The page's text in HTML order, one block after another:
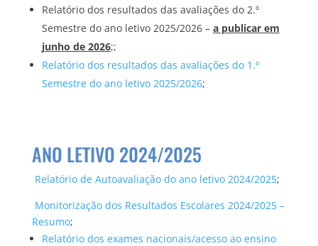
Relatório dos resultados das avaliações do 2.º
Semestre do ano letivo 2025/2026 – a publicar em
junho de 2026;;
Relatório dos resultados das avaliações do 1.º
Semestre do ano letivo 2025/2026;
ANO LETIVO 2024/2025
Relatório de Autoavaliação do ano letivo 2024/2025;
Monitorização dos Resultados Escolares 2024/2025 –
Resumo;
Relatório dos exames nacionais/acesso ao ensino